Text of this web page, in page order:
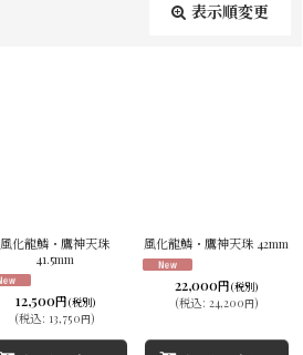
表示順変更
絞り込む
風化龍鱗・鷹神天珠
41.5mm
12,500円(税別)
(税込: 13,750円)
風化龍鱗・鷹神天珠 42mm
22,000円 (税別)
(税込: 24,200円)